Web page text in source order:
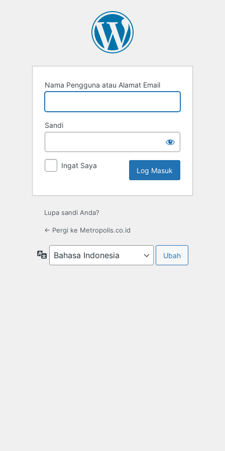
Nama Pengguna atau Alamat Email
Sandi
Ingat Saya
Lupa sandi Anda?
← Pergi ke Metropolis.co.id
Bahasa